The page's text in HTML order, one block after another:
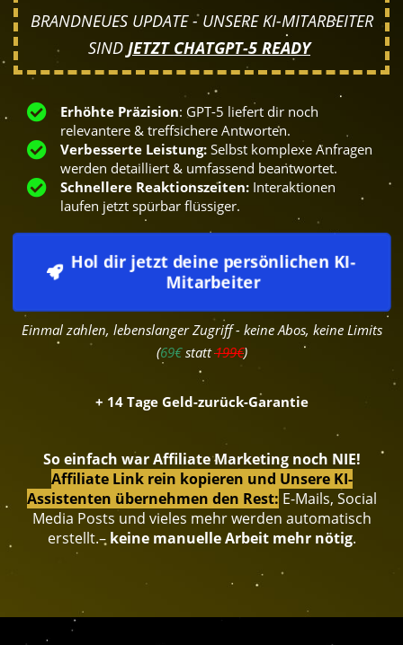
BRANDNEUES UPDATE - UNSERE KI-MITARBEITER
SIND JETZT CHATGPT-5 READY
Erhöhte Präzision: GPT-5 liefert dir noch
relevantere & treffsichere Antworten.
Verbesserte Leistung: Selbst komplexe Anfragen
werden detailliert & umfassend beantwortet.
Schnellere Reaktionszeiten: Interaktionen
laufen jetzt spürbar flüssiger.
Hol dir jetzt deine persönlichen KI-
Mitarbeiter
Einmal zahlen, lebenslanger Zugriff - keine Abos, keine Limits
(69€statt199€)
+ 14 Tage Geld-zurück-Garantie
So einfach war Affiliate Marketing noch NIE!
Affiliate Link rein kopieren und Unsere KI-
Assistenten übernehmen den Rest: E-Mails, Social
Media Posts und vieles mehr werden automatisch
erstellt.–keine manuelle Arbeit mehr nötig.